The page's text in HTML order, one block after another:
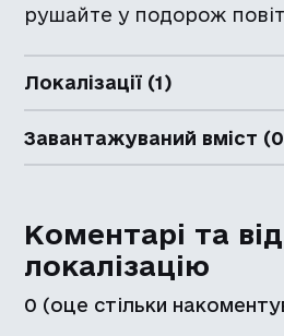
рушайте у подорож
Локалізації (1)
Завантажуваний вміст
Коментарі та
локалізацію
0 (оце стільки